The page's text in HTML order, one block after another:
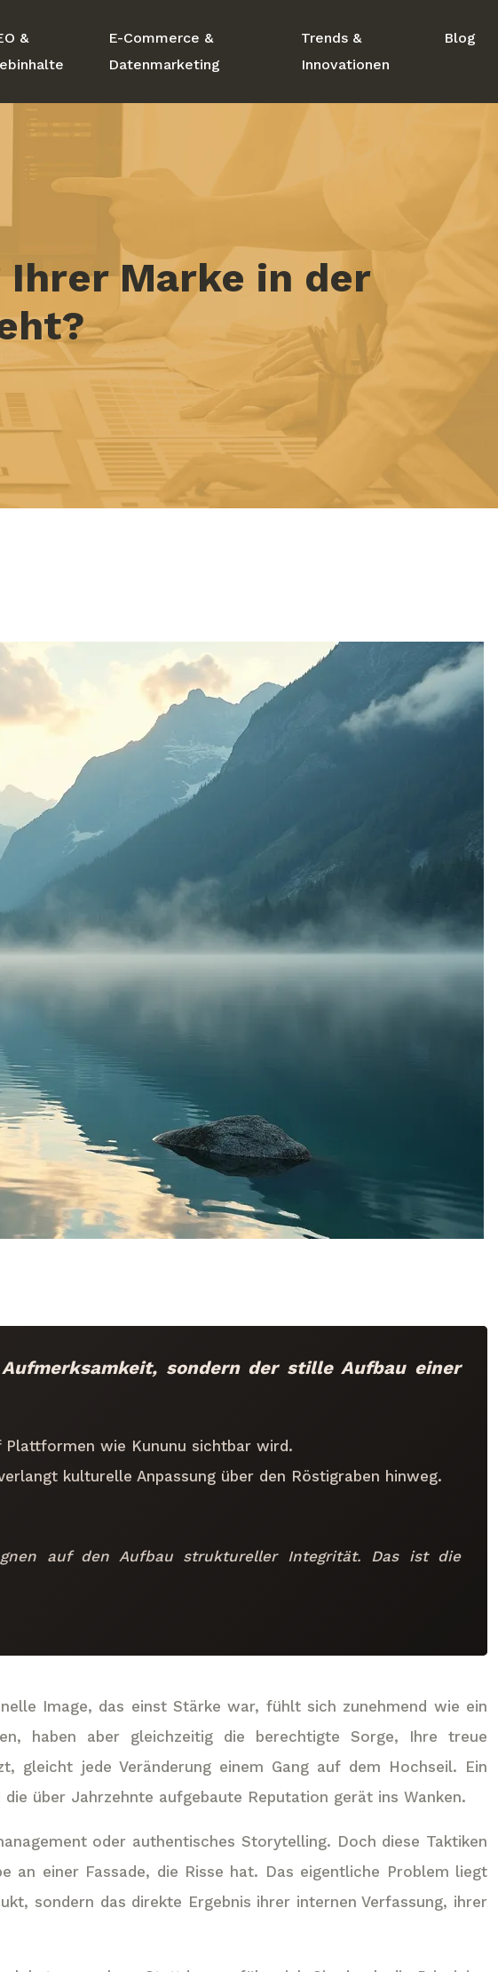
&
E-Commerce &
Datenmarketing
Trends &
Innovationen
Blog
Ihrer Marke in der
sondern der stille Aufbau einer
wie Kununu sichtbar wird.
kulturelle Anpassung über den Röstigraben hinweg.
auf den Aufbau struktureller Integrität. Das ist die
Image, das einst Stärke war, fühlt sich zunehmend wie ein
haben aber gleichzeitig die berechtigte Sorge, Ihre treue
gleicht jede Veränderung einem Gang auf dem Hochseil. Ein
über Jahrzehnte aufgebaute Reputation gerät ins Wanken.
oder authentisches Storytelling. Doch diese Taktiken
an einer Fassade, die Risse hat. Das eigentliche Problem liegt
sondern das direkte Ergebnis ihrer internen Verfassung, ihrer